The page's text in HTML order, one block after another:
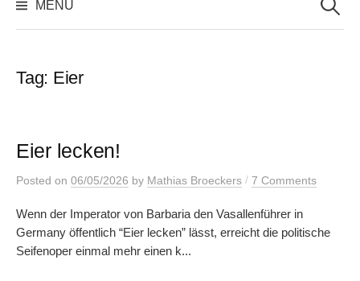
MENU
Tag: Eier
Eier lecken!
Posted on 06/05/2026 by Mathias Broeckers / 7 Comments
Wenn der Imperator von Barbaria den Vasallenführer in
Germany öffentlich “Eier lecken” lässt, erreicht die politische
Seifenoper einmal mehr einen k...